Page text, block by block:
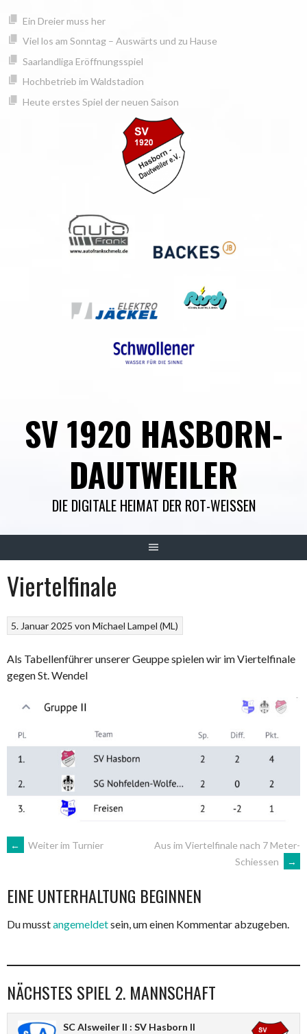
springen
zum
Inhalt
Ein Dreier muss her
Viel los am Sonntag – Auswärts und zu Hause
Saarlandliga Eröffnungsspiel
Hochbetrieb im Waldstadion
Heute erstes Spiel der neuen Saison
SV 1920 HASBORN-
DAUTWEILER
DIE DIGITALE HEIMAT DER ROT-WEISSEN
Viertelfinale
5. Januar 2025 vonMichael Lampel (ML)
Als Tabellenführer unserer Geuppe spielen wir im Viertelfinale
gegen St. Wendel
ARTIKEL-
NAVIGATION
← Weiter im Turnier
Aus im Viertelfinale nach 7 Meter-
Schiessen
→
EINE UNTERHALTUNG BEGINNEN
Du musstangemeldetsein, um einen Kommentar abzugeben.
NÄCHSTES SPIEL 2. MANNSCHAFT
SC Alsweiler II : SV Hasborn II